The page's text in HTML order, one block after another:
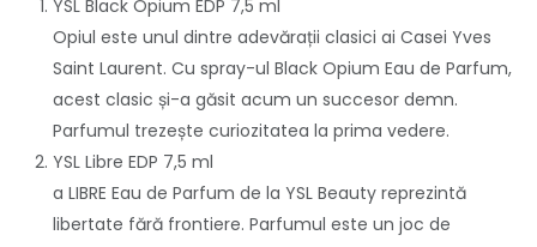
YSL Black Opium EDP 7,5 ml
Opiul este unul dintre adevărații clasici ai Casei Yves
Saint Laurent. Cu spray-ul Black Opium Eau de Parfum,
acest clasic și-a găsit acum un succesor demn.
Parfumul trezește curiozitatea la prima vedere.
YSL Libre EDP 7,5 ml
a LIBRE Eau de Parfum de la YSL Beauty reprezintă
libertate fără frontiere. Parfumul este un joc de